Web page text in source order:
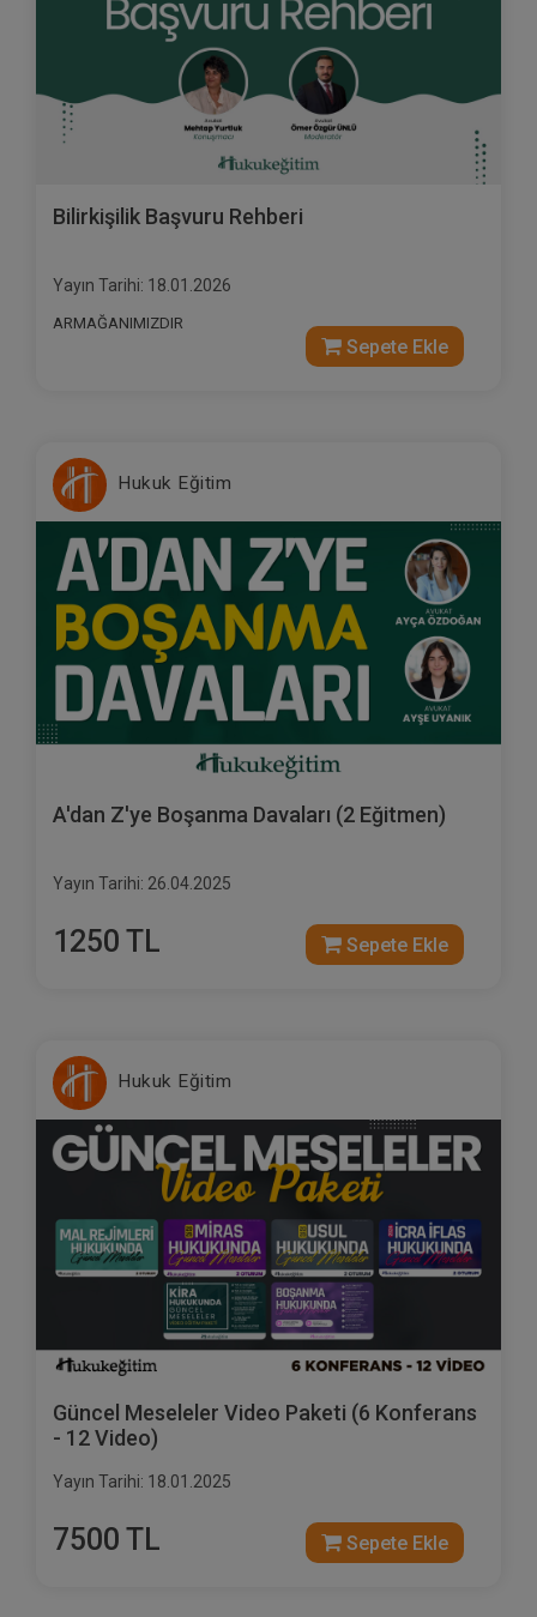
Bilirkişilik Başvuru Rehberi
Yayın Tarihi: 18.01.2026
ARMAĞANIMIZDIR
Sepete Ekle
Hukuk Eğitim
A'dan Z'ye Boşanma Davaları (2 Eğitmen)
Yayın Tarihi: 26.04.2025
1250 TL Sepete Ekle
Hukuk Eğitim
Güncel Meseleler Video Paketi (6 Konferans
- 12 Video)
Yayın Tarihi: 18.01.2025
7500 TL Sepete Ekle